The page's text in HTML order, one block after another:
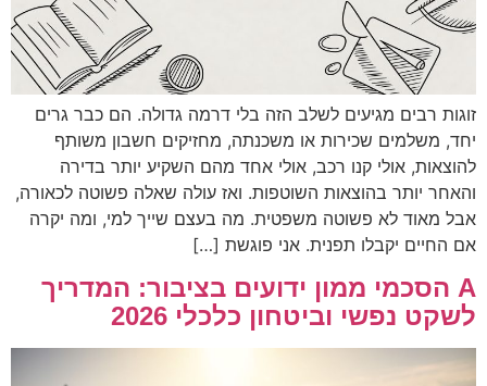
זוגות רבים מגיעים לשלב הזה בלי דרמה גדולה. הם כבר גרים
יחד, משלמים שכירות או משכנתה, מחזיקים חשבון משותף
להוצאות, אולי קנו רכב, אולי אחד מהם השקיע יותר בדירה
והאחר יותר בהוצאות השוטפות. ואז עולה שאלה פשוטה לכאורה,
אבל מאוד לא פשוטה משפטית. מה בעצם שייך למי, ומה יקרה
אם החיים יקבלו תפנית. אני פוגשת […]
A הסכמי ממון ידועים בציבור: המדריך
לשקט נפשי וביטחון כלכלי 2026